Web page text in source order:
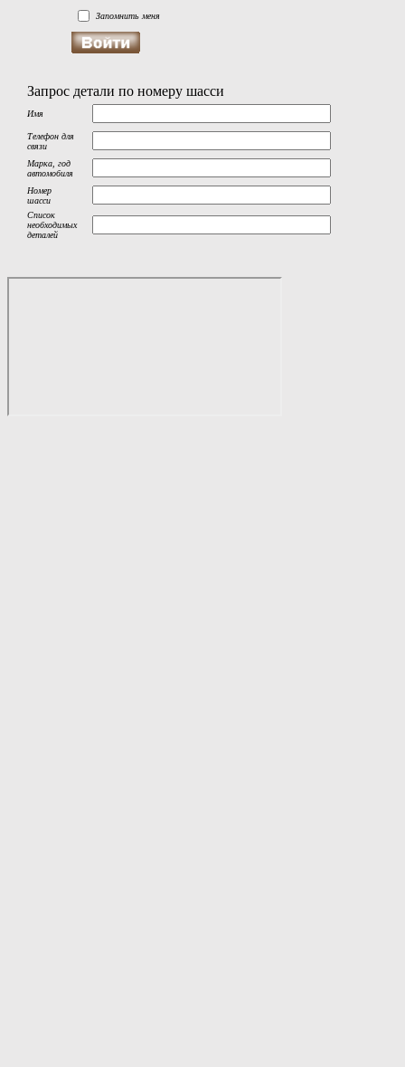
Запомнить меня
Запрос детали по номеру шасси
Имя
Телефон для
связи
Марка, год
автомобиля
Номер
шасси
Список
необходимых
деталей